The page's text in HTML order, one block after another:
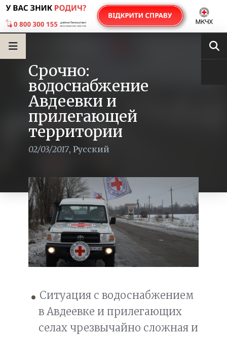
Срочно:
водоснабжение
Авдеевки и
прилегающей
территории
02/03/2017, Русский
Ситуация с водоснабжением
в Авдеевке и прилегающих
селах чрезвычайно сложная и